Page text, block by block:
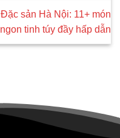
Đặc sản Hà Nội: 11+ món
ngon tinh túy đầy hấp dẫn